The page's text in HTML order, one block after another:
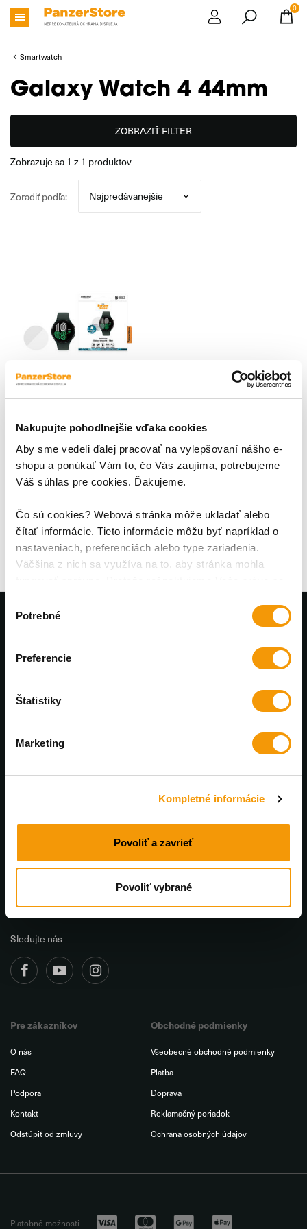
Nakupujte pohodlnejšie vďaka cookies
Aby sme vedeli ďalej pracovať na vylepšovaní nášho e-
shopu a ponúkať Vám to, čo Vás zaujíma, potrebujeme
Váš súhlas pre cookies. Ďakujeme.
Čo sú cookies? Webová stránka môže ukladať alebo
čítať informácie. Tieto informácie môžu byť napríklad o
nastaveniach, preferenciách alebo type zariadenia.
Väčšina z nich sa využíva na to, aby stránka mohla
súhlasu
Potrebné
Preferencie
Štatistiky
Marketing
Kompletné informácie
Povoliť a zavrieť
Povoliť vybrané
0
Smartwatch
Galaxy Watch 4 44mm
ZOBRAZIŤ FILTER
zobrazuje sa 1 z 1 produktov
Zoradiť podľa:
Tvrdené sklo Flat Glass AB
pre Samsung Galaxy
Watch4 44 mm, číra
Výnimočné japonské sklo
Asahi; Ochranné sklo
je vyrobené z japonského skla
Asahi tej najvyššej kvality,
tvrdosti a priehľadnosti. Kým
bežné sklá sú tvrdené
chemicky, PanzerGlass™
využíva poctivú temperáciu pri
15,95 €
Poradíme a pomôžeme. Pracovné dni od 8 do 17:00
Tovar skladom doručíme do 48 hodín
Sledujte nás
Pre zákazníkov
O nás
FAQ
Podpora
Kontakt
Odstúpiť od zmluvy
Obchodné podmienky
Všeobecné obchodné podmienky
Platba
Doprava
Reklamačný poriadok
Ochrana osobných údajov
Platobné možnosti